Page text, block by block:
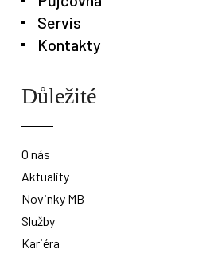
Servis
Kontakty
Důležité
O nás
Aktuality
Novinky MB
Služby
Kariéra